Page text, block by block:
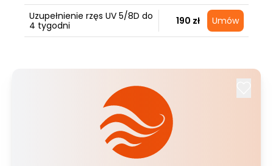
Uzupełnienie rzęs UV 5/8D do
4 tygodni
190 zł Umów